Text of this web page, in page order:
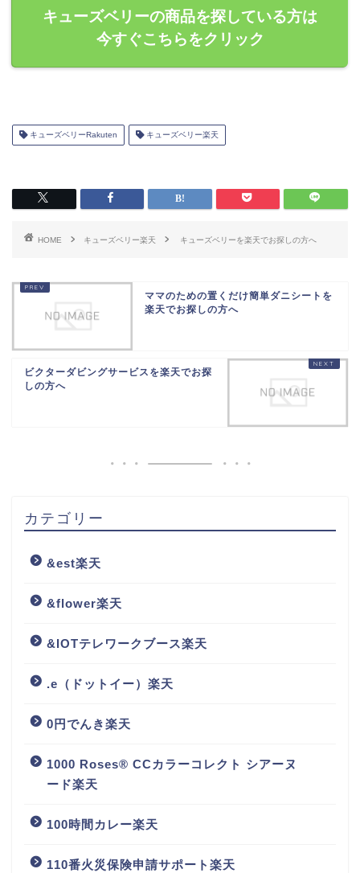
キューズベリーの商品を探している方は
今すぐこちらをクリック
キューズベリーRakuten キューズベリー楽天
HOME キューズベリー楽天 キューズベリーを楽天でお探しの方へ
ママのための置くだけ簡単ダニシートを
楽天でお探しの方へ
ビクターダビングサービスを楽天でお探
しの方へ
カテゴリー
&est楽天
&flower楽天
&IOTテレワークブース楽天
.e（ドットイー）楽天
0円でんき楽天
1000 Roses® CCカラーコレクト シアーヌ
ード楽天
100時間カレー楽天
110番火災保険申請サポート楽天